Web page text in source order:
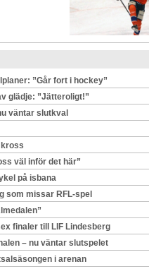
”Går fort i hockey”
glädje: ”Jätteroligt!”
väntar slutkval
kross
väl inför det här”
på isbana
som missar RFL-spel
finaler till LIF Lindesberg
– nu väntar slutspelet
i arenan